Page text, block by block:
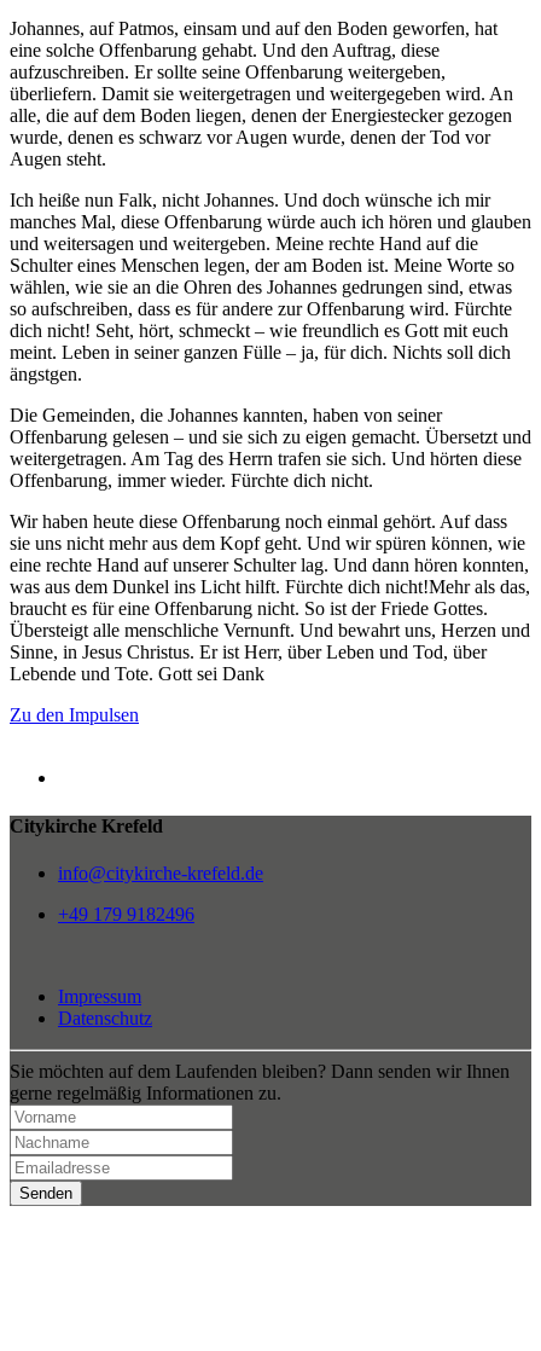
Johannes, auf Patmos, einsam und auf den Boden geworfen, hat
eine solche Offenbarung gehabt. Und den Auftrag, diese
aufzuschreiben. Er sollte seine Offenbarung weitergeben,
überliefern. Damit sie weitergetragen und weitergegeben wird. An
alle, die auf dem Boden liegen, denen der Energiestecker gezogen
wurde, denen es schwarz vor Augen wurde, denen der Tod vor
Augen steht.
Ich heiße nun Falk, nicht Johannes. Und doch wünsche ich mir
manches Mal, diese Offenbarung würde auch ich hören und glauben
und weitersagen und weitergeben. Meine rechte Hand auf die
Schulter eines Menschen legen, der am Boden ist. Meine Worte so
wählen, wie sie an die Ohren des Johannes gedrungen sind, etwas
so aufschreiben, dass es für andere zur Offenbarung wird. Fürchte
dich nicht! Seht, hört, schmeckt – wie freundlich es Gott mit euch
meint. Leben in seiner ganzen Fülle – ja, für dich. Nichts soll dich
ängstgen.
Die Gemeinden, die Johannes kannten, haben von seiner
Offenbarung gelesen – und sie sich zu eigen gemacht. Übersetzt und
weitergetragen. Am Tag des Herrn trafen sie sich. Und hörten diese
Offenbarung, immer wieder. Fürchte dich nicht.
Wir haben heute diese Offenbarung noch einmal gehört. Auf dass
sie uns nicht mehr aus dem Kopf geht. Und wir spüren können, wie
eine rechte Hand auf unserer Schulter lag. Und dann hören konnten,
was aus dem Dunkel ins Licht hilft. Fürchte dich nicht!Mehr als das,
braucht es für eine Offenbarung nicht. So ist der Friede Gottes.
Übersteigt alle menschliche Vernunft. Und bewahrt uns, Herzen und
Sinne, in Jesus Christus. Er ist Herr, über Leben und Tod, über
Lebende und Tote. Gott sei Dank
Zu den Impulsen
Citykirche Krefeld
info@citykirche-krefeld.de
+49 179 9182496
Impressum
Datenschutz
Sie möchten auf dem Laufenden bleiben? Dann senden wir Ihnen
gerne regelmäßig Informationen zu.
Senden